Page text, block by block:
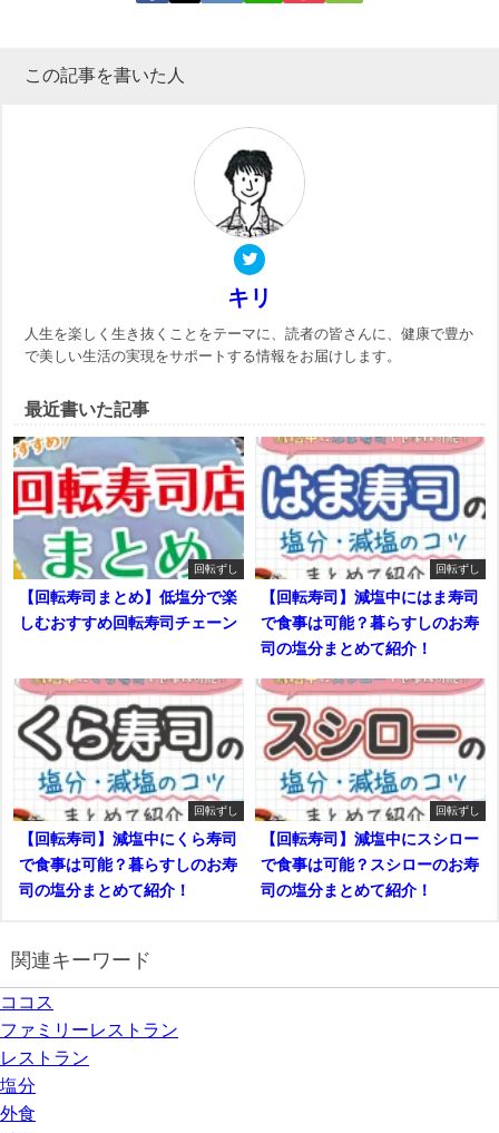
この記事を書いた人
キリ
人生を楽しく生き抜くことをテーマに、読者の皆さんに、健康で豊か
で美しい生活の実現をサポートする情報をお届けします。
最近書いた記事
回転ずし
【回転寿司まとめ】低塩分で楽
しむおすすめ回転寿司チェーン
回転ずし
【回転寿司】減塩中にはま寿司
で食事は可能？暮らすしのお寿
司の塩分まとめて紹介！
回転ずし
【回転寿司】減塩中にくら寿司
で食事は可能？暮らすしのお寿
司の塩分まとめて紹介！
回転ずし
【回転寿司】減塩中にスシロー
で食事は可能？スシローのお寿
司の塩分まとめて紹介！
関連キーワード
ココス
ファミリーレストラン
レストラン
塩分
外食